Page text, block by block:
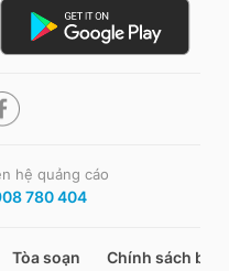
hệ quảng cáo
780 404
Tòa soạn Chính sách bảo